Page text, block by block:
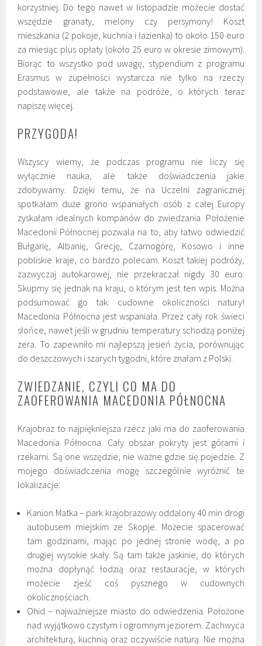
korzystniej. Do tego nawet w listopadzie możecie dostać
wszędzie granaty, melony czy persymony! Koszt
mieszkania (2 pokoje, kuchnia i łazienka) to około 150 euro
za miesiąc plus opłaty (około 25 euro w okresie zimowym).
Biorąc to wszystko pod uwagę, stypendium z programu
Erasmus w zupełności wystarcza nie tylko na rzeczy
podstawowe, ale także na podróże, o których teraz
napiszę więcej.
PRZYGODA!
Wszyscy wiemy, że podczas programu nie liczy się
wyłącznie nauka, ale także doświadczenia jakie
zdobywamy. Dzięki temu, że na Uczelni zagranicznej
spotkałam duże grono wspaniałych osób z całej Europy
zyskałam idealnych kompanów do zwiedzania. Położenie
Macedonii Północnej pozwala na to, aby łatwo odwiedzić
Bułgarię, Albanię, Grecję, Czarnogórę, Kosowo i inne
pobliskie kraje, co bardzo polecam. Koszt takiej podróży,
zazwyczaj autokarowej, nie przekraczał nigdy 30 euro.
Skupmy się jednak na kraju, o którym jest ten wpis. Można
podsumować go tak: cudowne okoliczności natury!
Macedonia Północna jest wspaniała. Przez cały rok świeci
słońce, nawet jeśli w grudniu temperatury schodzą poniżej
zera. To zapewniło mi najlepszą jesień życia, porównując
do deszczowych i szarych tygodni, które znałam z Polski.
ZWIEDZANIE, CZYLI CO MA DO
ZAOFEROWANIA MACEDONIA PÓŁNOCNA
Krajobraz to najpiękniejsza rzecz jaki ma do zaoferowania
Macedonia Północna. Cały obszar pokryty jest górami i
rzekami. Są one wszędzie, nie ważne gdzie się pojedzie. Z
mojego doświadczenia mogę szczególnie wyróżnić te
lokalizacje:
Kanion Matka – park krajobrazowy oddalony 40 min drogi
autobusem miejskim ze Skopje. Możecie spacerować
tam godzinami, mając po jednej stronie wodę, a po
drugiej wysokie skały. Są tam także jaskinie, do których
można dopłynąć łodzią oraz restauracje, w których
możecie zjeść coś pysznego w cudownych
okolicznościach.
Ohid – najważniejsze miasto do odwiedzenia. Położone
nad wyjątkowo czystym i ogromnym jeziorem. Zachwyca
architekturą, kuchnią oraz oczywiście naturą. Nie można